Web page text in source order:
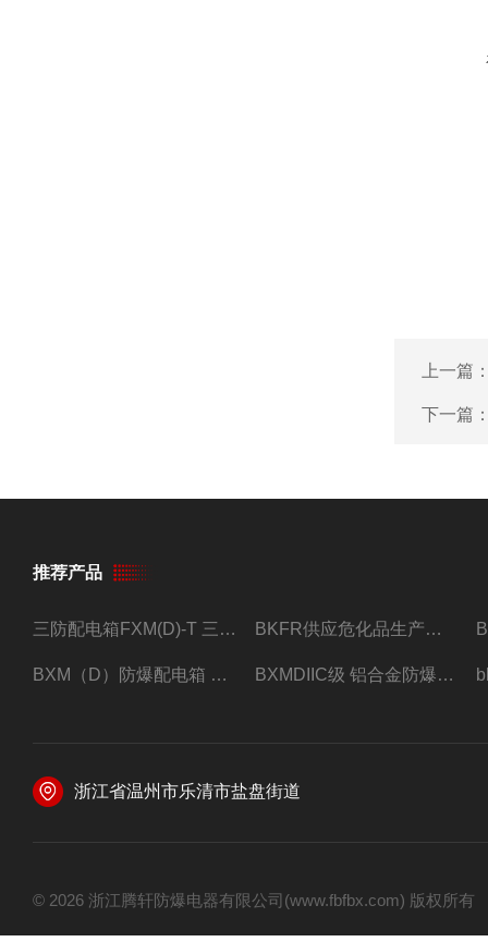
上一篇
下一篇
推荐产品
三防配电箱FXM(D)-T 三防型黑色工程塑料 BKFR供应危化品生产车间1.5匹2匹3匹5匹防爆空调
BXM（D）防爆配电箱 防爆照明动力箱厂家 定做 BXMDIIC级 铝合金防爆照明动力配电箱 加工定做
浙江省温州市乐清市盐盘街道
© 2026 浙江腾轩防爆电器有限公司(www.fbfbx.com) 版权所